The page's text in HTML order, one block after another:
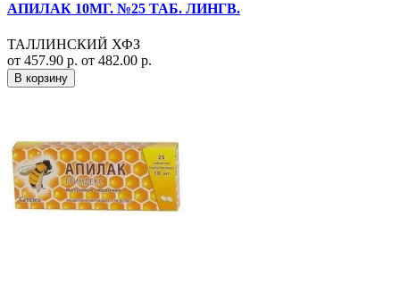
АПИЛАК 10МГ. №25 ТАБ. ЛИНГВ.
ТАЛЛИНСКИЙ ХФЗ
от 457.90 р. от 482.00 р.
В корзину